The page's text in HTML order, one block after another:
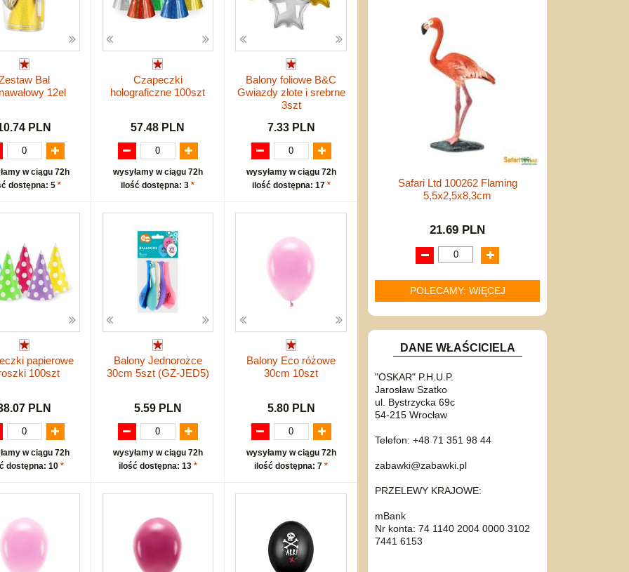
Bal
12el
PLN
w ciągu 72h
dostępna: 5 *
Czapeczki
holograficzne 100szt
57.48 PLN
wysyłamy w ciągu 72h
ilość dostępna: 3 *
Balony foliowe B&C
Gwiazdy złote i srebrne
3szt
7.33 PLN
wysyłamy w ciągu 72h
ilość dostępna: 17 *
papierowe
100szt
PLN
w ciągu 72h
dostępna: 10 *
Balony Jednorożce
30cm 5szt (GZ-JED5)
5.59 PLN
wysyłamy w ciągu 72h
ilość dostępna: 13 *
Balony Eco różowe
30cm 10szt
5.80 PLN
wysyłamy w ciągu 72h
ilość dostępna: 7 *
Safari Ltd 100262 Flaming
5,5x2,5x8,3cm
21.69 PLN
POLECAMY: WIĘCEJ
DANE WŁAŚCICIELA
"OSKAR" P.H.U.P.
Jarosław Szatko
ul. Bystrzycka 69c
54-215 Wrocław
Telefon: +48 71 351 98 44
zabawki@zabawki.pl
PRZELEWY KRAJOWE:
mBank
Nr konta: 74 1140 2004 0000 3102
7441 6153